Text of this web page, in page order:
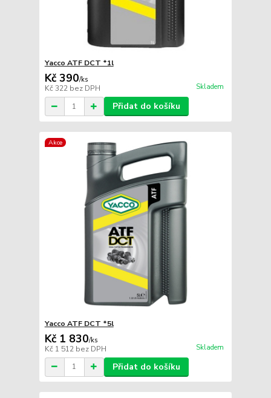
Yacco ATF DCT *1l
Kč 390/ks
Kč 322 bez DPH Skladem
Přidat do košíku
Akce
Yacco ATF DCT *5l
Kč 1 830/ks
Kč 1 512 bez DPH Skladem
Přidat do košíku